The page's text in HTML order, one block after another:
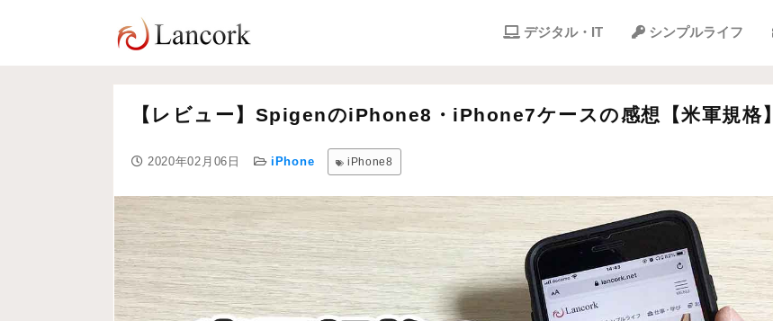
デジタル・IT シンプルライフ
【レビュー】SpigenのiPhone8・iPhone7ケースの感想【米軍規格】
2020年02月06日 iPhone iPhone8